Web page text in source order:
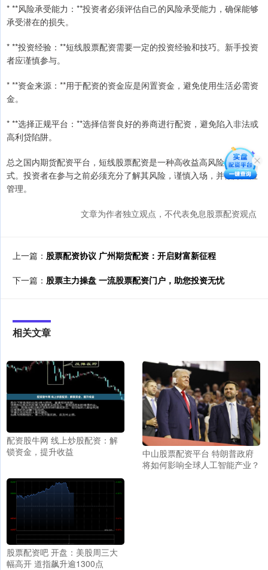
* **风险承受能力：**投资者必须评估自己的风险承受能力，确保能够
承受潜在的损失。
* **投资经验：**短线股票配资需要一定的投资经验和技巧。新手投资
者应谨慎参与。
* **资金来源：**用于配资的资金应是闲置资金，避免使用生活必需资
金。
* **选择正规平台：**选择信誉良好的券商进行配资，避免陷入非法或
高利贷陷阱。
总之国内期货配资平台，短线股票配资是一种高收益高风险的投资方
式。投资者在参与之前必须充分了解其风险，谨慎入场，并做好风险
管理。
文章为作者独立观点，不代表免息股票配资观点
上一篇： 股票配资协议 广州期货配资：开启财富新征程
下一篇： 股票主力操盘 一流股票配资门户，助您投资无忧
相关文章
配资股牛网 线上炒股配资：解
锁资金，提升收益
中山股票配资平台 特朗普政府
将如何影响全球人工智能产业？
股票配资吧 开盘：美股周三大
幅高开 道指飙升逾1300点